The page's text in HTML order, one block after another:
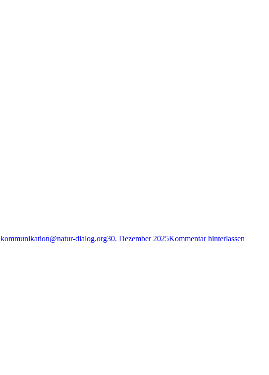
kommunikation@natur-dialog.org30. Dezember 2025Kommentar hinterlassen